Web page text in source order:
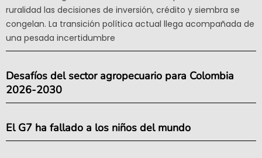
ruralidad las decisiones de inversión, crédito y siembra se
congelan. La transición política actual llega acompañada de
una pesada incertidumbre
Desafíos del sector agropecuario para Colombia
2026-2030
El G7 ha fallado a los niños del mundo